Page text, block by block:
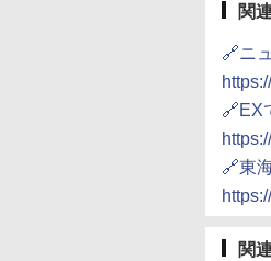
関
🔗ニ
🔗EX
🔗東
関